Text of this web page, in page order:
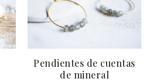
Pendientes de cuentas
de mineral